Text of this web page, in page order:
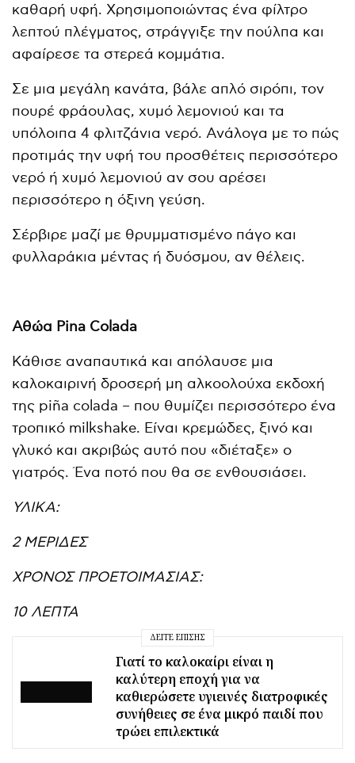
καθαρή υφή. Χρησιμοποιώντας ένα φίλτρο
λεπτού πλέγματος, στράγγιξε την πούλπα και
αφαίρεσε τα στερεά κομμάτια.
Σε μια μεγάλη κανάτα, βάλε απλό σιρόπι, τον
πουρέ φράουλας, χυμό λεμονιού και τα
υπόλοιπα 4 φλιτζάνια νερό. Ανάλογα με το πώς
προτιμάς την υφή του προσθέτεις περισσότερο
νερό ή χυμό λεμονιού αν σου αρέσει
περισσότερο η όξινη γεύση.
Σέρβιρε μαζί με θρυμματισμένο πάγο και
φυλλαράκια μέντας ή δυόσμου, αν θέλεις.
Αθώα Pina Colada
Κάθισε αναπαυτικά και απόλαυσε μια
καλοκαιρινή δροσερή μη αλκοολούχα εκδοχή
της piña colada – που θυμίζει περισσότερο ένα
τροπικό milkshake. Είναι κρεμώδες, ξινό και
γλυκό και ακριβώς αυτό που «διέταξε» ο
γιατρός. Ένα ποτό που θα σε ενθουσιάσει.
ΥΛΙΚΑ:
2 ΜΕΡΙΔΕΣ
ΧΡΟΝΟΣ ΠΡΟΕΤΟΙΜΑΣΙΑΣ:
10 ΛΕΠΤΑ
ΔΕΊΤΕ ΕΠΊΣΗΣ
Γιατί το καλοκαίρι είναι η
καλύτερη εποχή για να
καθιερώσετε υγιεινές διατροφικές
συνήθειες σε ένα μικρό παιδί που
τρώει επιλεκτικά